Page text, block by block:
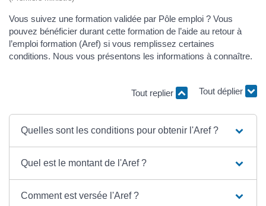
Vous suivez une formation validée par Pôle emploi ? Vous
pouvez bénéficier durant cette formation de l’aide au retour à
l’emploi formation (Aref) si vous remplissez certaines
conditions. Nous vous présentons les informations à connaître.
Tout replier
Tout déplier
Quelles sont les conditions pour obtenir l'Aref ?
Quel est le montant de l'Aref ?
Comment est versée l'Aref ?